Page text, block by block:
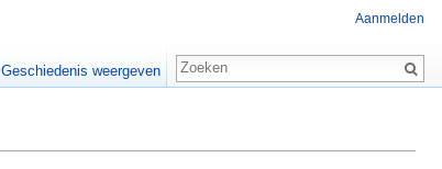
Aanmelden
Geschiedenis weergeven